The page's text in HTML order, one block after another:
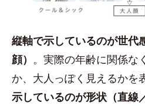
縦軸で示しているのが世代
顔） 。実際の年齢に関係な
か、大人っぽく見えるかを
示しているのが形状（直線